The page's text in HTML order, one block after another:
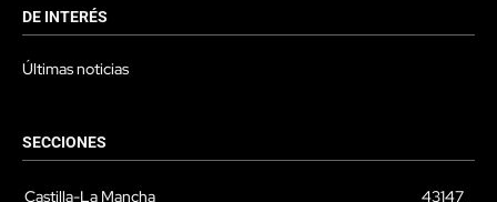
DE INTERÉS
Últimas noticias
SECCIONES
Castilla-La Mancha 43147